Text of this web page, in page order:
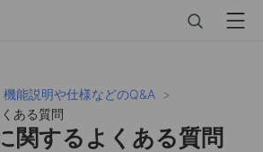
Menu
機能説明や仕様などのQ&A
ある質問
関するよくある質問